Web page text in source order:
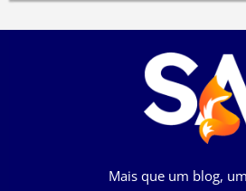
Mais que um blog,